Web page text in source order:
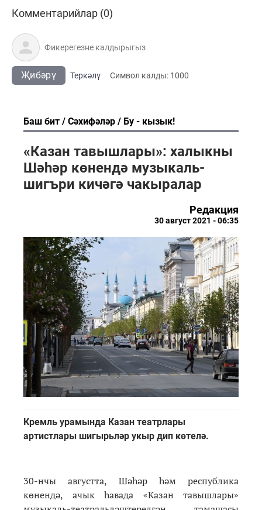
Комментарийлар (0)
Җибәрү Теркәлү Cимвол калды: 1000
Баш бит Сәхифәләр Бу - кызык!
«Казан тавышлары»: халыкны
Шәһәр көнендә музыкаль-
шигъри кичәгә чакыралар
Редакция
30 август 2021 - 06:35
Кремль урамында Казан театрлары
артистлары шигырьләр укыр дип көтелә.
30-нчы августта, Шәһәр һәм республика
көнендә, ачык һавада «Казан тавышлары»